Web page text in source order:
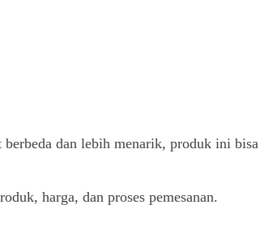
berbeda dan lebih menarik, produk ini
harga, dan proses pemesanan.